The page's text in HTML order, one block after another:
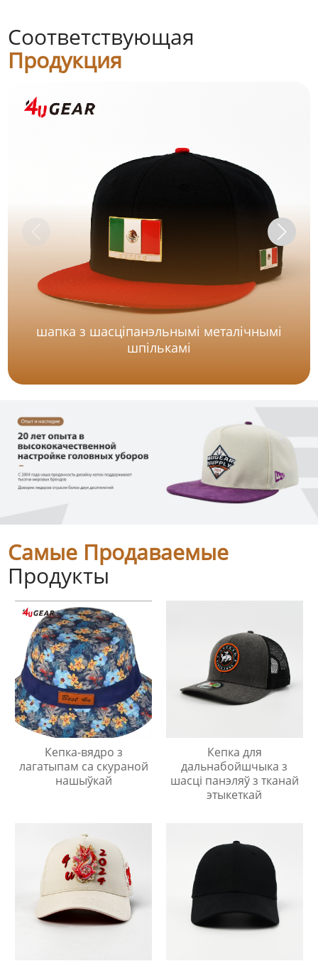
Соответствующая
Продукция
шапка з шасціпанэльнымі металічнымі
шпількамі
Самые Продаваемые
Продукты
Кепка-вядро з
лагатыпам са скураной
нашыўкай
Кепка для
дальнабойшчыка з
шасці панэляў з тканай
этыкеткай